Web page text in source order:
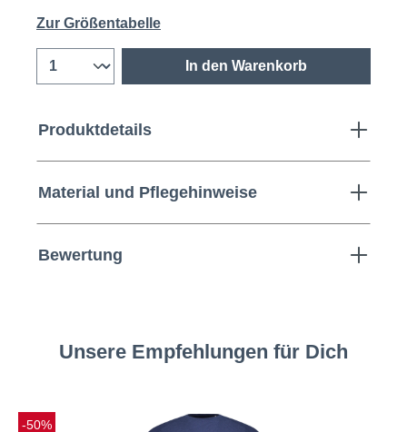
Zur Größentabelle
In den Warenkorb
Produktdetails
Material und Pflegehinweise
Bewertung
Unsere Empfehlungen für Dich
-50%